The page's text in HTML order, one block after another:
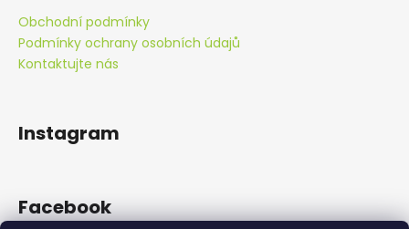
Obchodní podmínky
Podmínky ochrany osobních údajů
Kontaktujte nás
Instagram
Facebook